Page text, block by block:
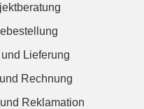
Lieferung
Rechnung
Reklamation